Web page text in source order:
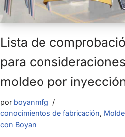
Lista de
para
moldeo por
por boyanmfg
conocimientos de fabricación,
con Boyan